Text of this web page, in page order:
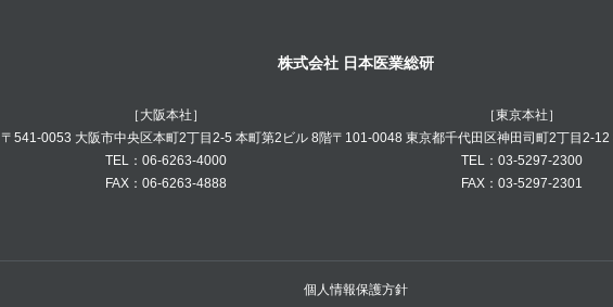
株式会社 日本医業総研
［大阪本社］
〒541-0053 大阪市中央区本町2丁目2-5 本町第2ビル 8階
TEL：06-6263-4000
FAX：06-6263-4888
［東京本社］
〒101-0048 東京都千代田区神田司町2丁目2-12
TEL：03-5297-2300
FAX：03-5297-2301
個人情報保護方針